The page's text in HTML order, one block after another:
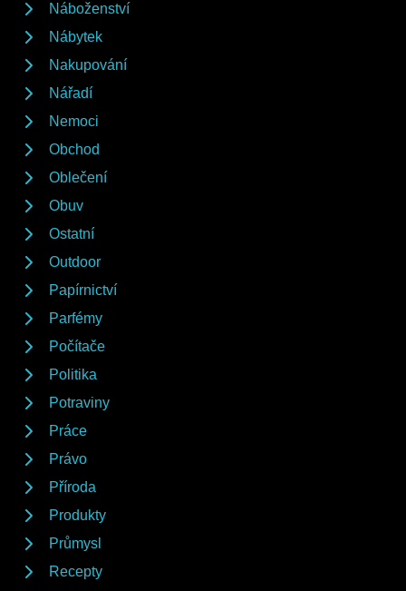
Náboženství
Nábytek
Nakupování
Nářadí
Nemoci
Obchod
Oblečení
Obuv
Ostatní
Outdoor
Papírnictví
Parfémy
Počítače
Politika
Potraviny
Práce
Právo
Příroda
Produkty
Průmysl
Recepty